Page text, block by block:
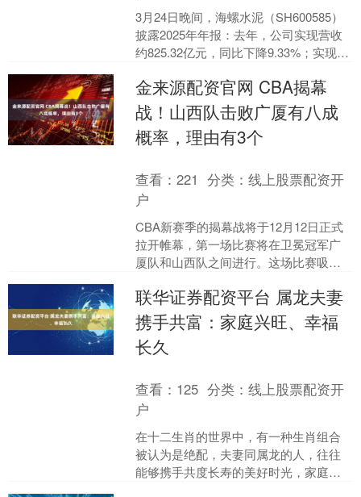
3月24日晚间，海螺水泥（SH600585）
披露2025年年报：去年，公司实现营收
约825.32亿元，同比下降9.33%；实现归
金来源配资官网 CBA揭幕
战！山西队击败广厦有八成
概率，理由有3个
查看：221 分类：线上股票配资开
户
CBA新赛季的揭幕战将于12月12日正式
拉开帷幕，第一场比赛将在卫冕冠军广
厦队和山西队之间进行。这场比赛吸引
究竟谁能够最终笑到....
联华证券配资平台 属龙夫妻
携手共富：家庭兴旺、幸福
长久
查看： 125 分类：线上股票配资开
户
在十二生肖的世界中，有一种生肖组合
被认为是绝配，夫妻同属龙的人，往往
能够携手共度长寿的美好时光，家庭也